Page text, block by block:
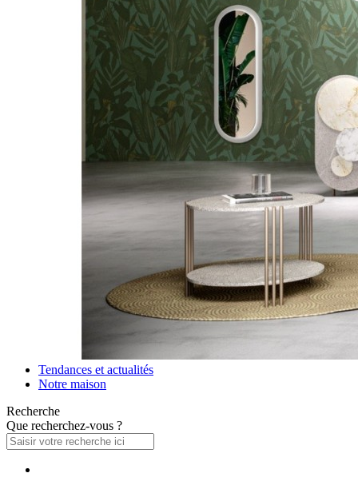
Tendances et actualités
Notre maison
Recherche
Que recherchez-vous ?